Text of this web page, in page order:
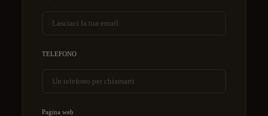
TELEFONO
Pagina web